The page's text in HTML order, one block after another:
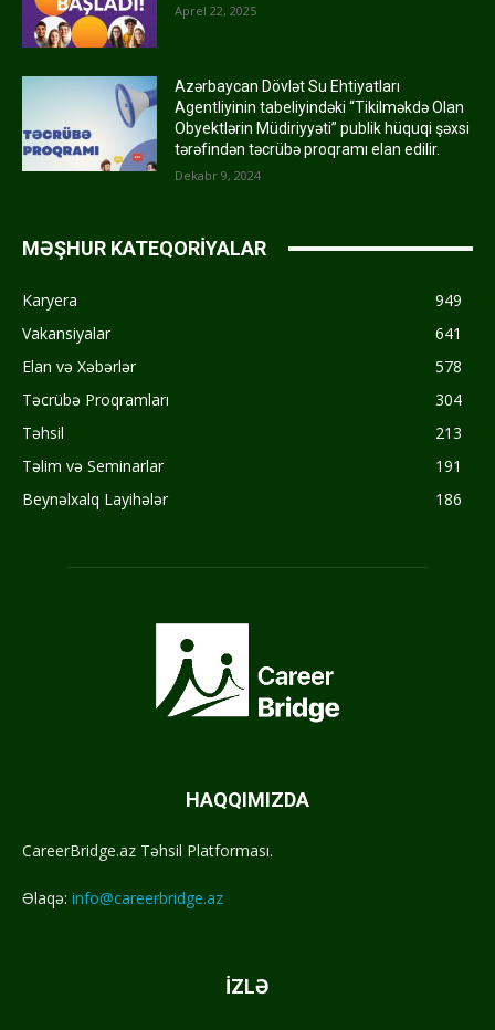
Aprel 22, 2025
Azərbaycan Dövlət Su Ehtiyatları
Agentliyinin tabeliyindəki “Tikilməkdə Olan
Obyektlərin Müdiriyyəti” publik hüquqi şəxsi
tərəfindən təcrübə proqramı elan edilir.
Dekabr 9, 2024
MƏŞHUR KATEQORİYALAR
Karyera
949
Vakansiyalar
641
Elan və Xəbərlər
578
Təcrübə Proqramları
304
Təhsil
213
Təlim və Seminarlar
191
Beynəlxalq Layihələr
186
HAQQIMIZDA
CareerBridge.az Təhsil Platforması.
Əlaqə: info@careerbridge.az
İZLƏ